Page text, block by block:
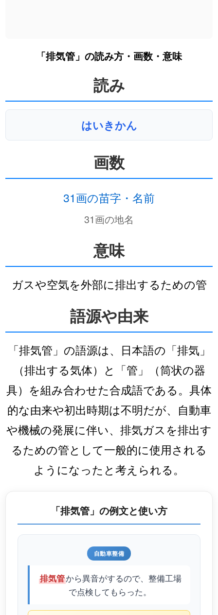
「排気管」の読み方・画数・意味
読み
はいきかん
画数
31画の苗字・名前
31画の地名
意味
ガスや空気を外部に排出するための管
語源や由来
「排気管」の語源は、日本語の「排気」
（排出する気体）と「管」（筒状の器
具）を組み合わせた合成語である。具体
的な由来や初出時期は不明だが、自動車
や機械の発展に伴い、排気ガスを排出す
るための管として一般的に使用される
ようになったと考えられる。
「排気管」の例文と使い方
自動車整備
排気管から異音がするので、整備工場
で点検してもらった。